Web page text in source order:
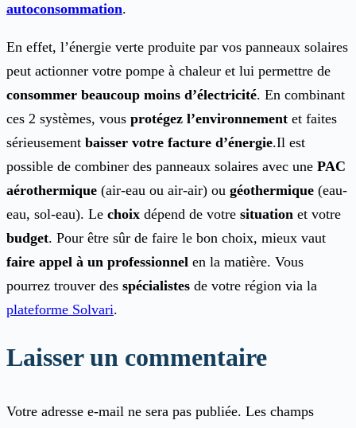
autoconsommation.
En effet, l’énergie verte produite par vos panneaux solaires
peut actionner votre pompe à chaleur et lui permettre de
consommer beaucoup moins d’électricité. En combinant
ces 2 systèmes, vous protégez l’environnement et faites
sérieusement baisser votre facture d’énergie.Il est
possible de combiner des panneaux solaires avec une PAC
aérothermique (air-eau ou air-air) ou géothermique (eau-
eau, sol-eau). Le choix dépend de votre situation et votre
budget. Pour être sûr de faire le bon choix, mieux vaut
faire appel à un professionnel en la matière. Vous
pourrez trouver des spécialistes de votre région via la
plateforme Solvari.
Laisser un commentaire
Votre adresse e-mail ne sera pas publiée. Les champs